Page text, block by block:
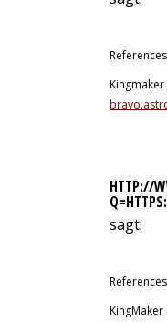
HTTP://
sagt: